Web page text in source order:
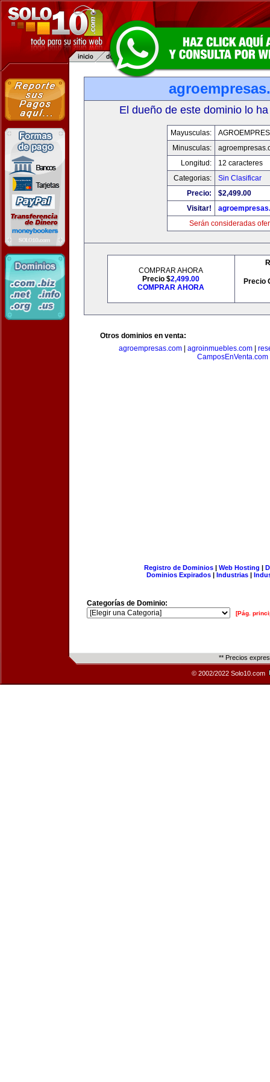
El dueño de este dominio lo
Mayusculas:
Minusculas:
Longitud:
12 caracteres
Categorias:
Sin Clasificar
Precio:
$2,499.00
Visitar!
Serán consideradas
COMPRAR AHORA
Precio $2,499.00
COMPRAR AHORA
Precio
Otros dominios en venta:
agroempresas.com
agroinmuebles.com
CamposEnVenta.com
Registro de Dominios| Web Hosting |
Dominios Expirados | Industrias |
Categorías de Dominio:
[Pág.
** Precios
© 2002/2022 Solo10.com